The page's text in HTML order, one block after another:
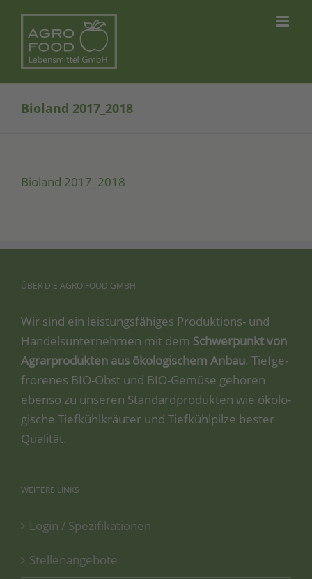
content
Bioland 2017_2018
Bio­land 2017_2018
ÜBER DIE AGRO FOOD GMBH
Wir sind ein leis­tungs­fä­hi­ges Pro­duk­ti­ons- und
Han­dels­un­ter­neh­men mit dem Schwer­punkt von
Agrar­pro­duk­ten aus öko­lo­gi­schem Anbau. Tief­ge­
fro­re­nes BIO-Obst und BIO-Gemü­se gehö­ren
eben­so zu unse­ren Stan­dard­pro­duk­ten wie öko­lo­
gi­sche Tief­kühl­kräu­ter und Tief­kühl­pil­ze bes­ter
Qualität.
WEITERE LINKS
Login / Spezifikationen
Stellenangebote